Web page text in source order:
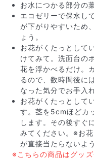
写真と同じものが
商品ページに掲載し
品を撮影したもので
も色味やサイズ・咲
だけ写真のイメージに
の目でチェックをし
お水につかる部分の
エコゼリーで保水し
が下がりやすいため
ょう。
お花がくたっとして
けてみて。洗面台の
花を浮かべるだけ。
るので、数時間後に
なった気分でお手入
お花がくたっとして
す。茎を5cmほどカ
します。その後すぐ
みてください。※お
が直接当たらないよ
※こちらの商品はグッ